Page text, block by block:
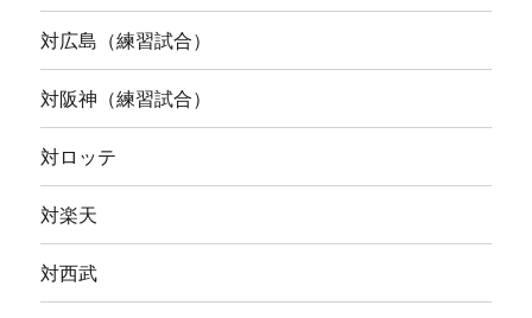
対広島（練習試合）
対阪神（練習試合）
対ロッテ
対楽天
対西武